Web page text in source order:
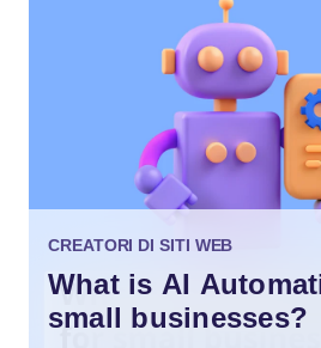
CREATORI DI SITI WEB
What is AI
small businesses?